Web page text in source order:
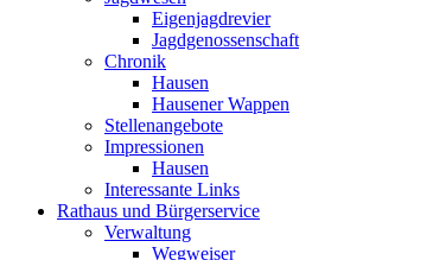
Eigenjagdrevier
Jagdgenossenschaft
Chronik
Hausen
Hausener Wappen
Stellenangebote
Impressionen
Hausen
Interessante Links
Rathaus und Bürgerservice
Verwaltung
Wegweiser